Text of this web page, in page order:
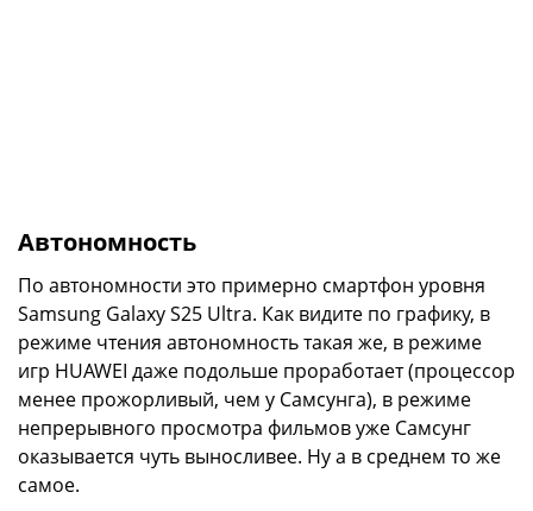
Автономность
По автономности это примерно смартфон уровня
Samsung Galaxy S25 Ultra. Как видите по графику, в
режиме чтения автономность такая же, в режиме
игр HUAWEI даже подольше проработает (процессор
менее прожорливый, чем у Самсунга), в режиме
непрерывного просмотра фильмов уже Самсунг
оказывается чуть выносливее. Ну а в среднем то же
самое.